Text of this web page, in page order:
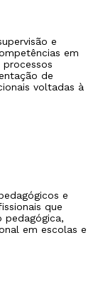
e
em
de
voltadas à
e
que
pedagógica,
em escolas e